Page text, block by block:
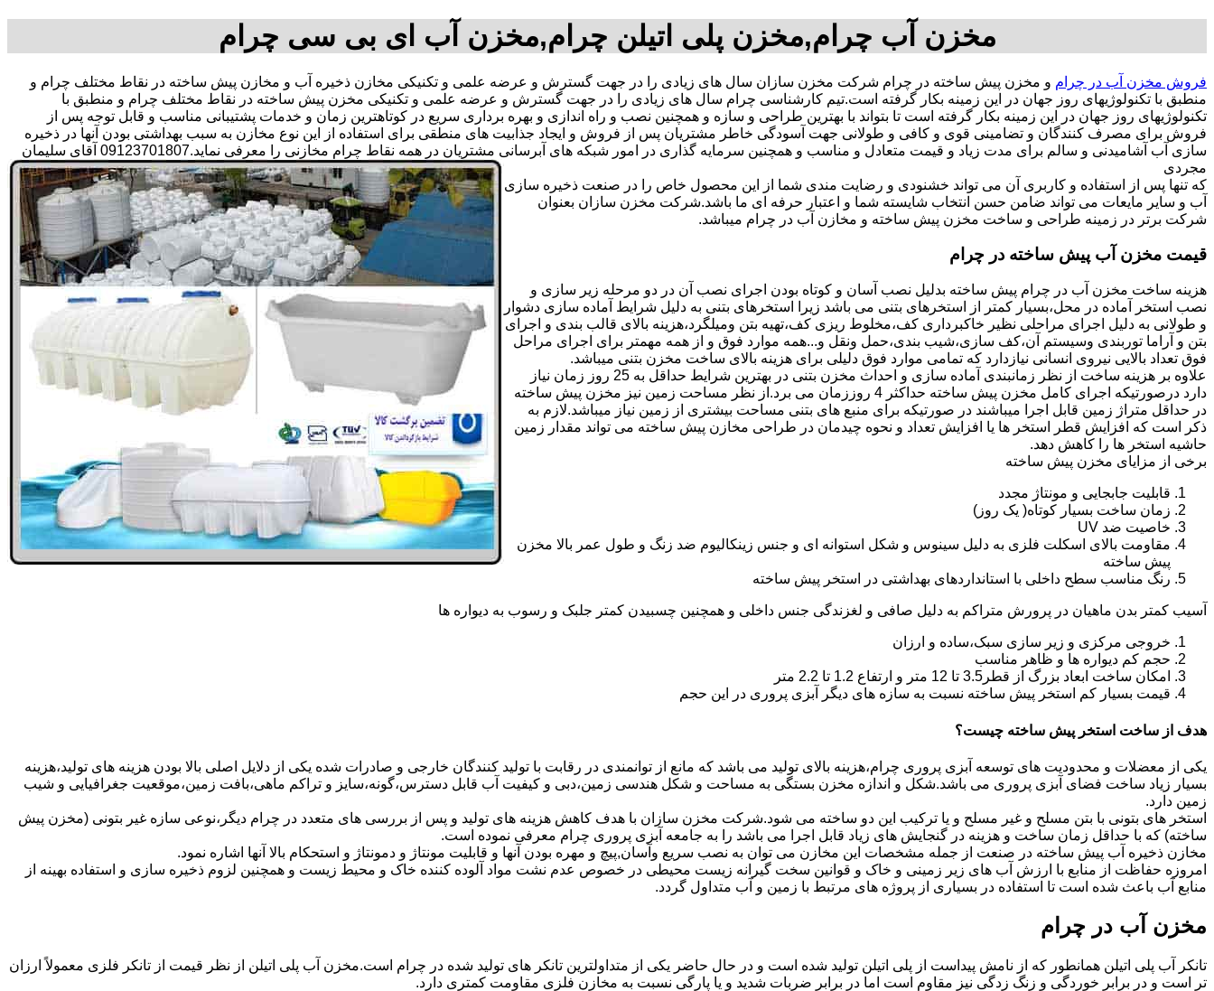
مخزن آب چرام,مخزن پلی اتیلن چرام,مخزن آب ای بی سی چرام
فروش مخزن آب در چرام و مخزن پیش ساخته در چرام شرکت مخزن سازان سال های زیادی را در جهت گسترش و عرضه علمی و تکنیکی مخازن ذخیره آب و مخازن پیش ساخته در نقاط مختلف چرام و
منطبق با تکنولوژیهای روز جهان در این زمینه بکار گرفته است.تیم کارشناسی چرام سال های زیادی را در جهت گسترش و عرضه علمی و تکنیکی مخزن پیش ساخته در نقاط مختلف چرام و منطبق با
تکنولوژیهای روز جهان در این زمینه بکار گرفته است تا بتواند با بهترین طراحی و سازه و همچنین نصب و راه اندازی و بهره برداری سریع در کوتاهترین زمان و خدمات پشتیبانی مناسب و قابل توجه پس از
فروش برای مصرف کنندگان و تضامینی قوی و کافی و طولانی جهت آسودگی خاطر مشتریان پس از فروش و ایجاد جذابیت های منطقی برای استفاده از این نوع مخازن به سبب بهداشتی بودن آنها در ذخیره
سازی آب آشامیدنی و سالم برای مدت زیاد و قیمت متعادل و مناسب و همچنین سرمایه گذاری در امور شبکه های آبرسانی مشتریان در همه نقاط چرام مخازنی را معرفی نماید.09123701807 آقای سلیمان
مجردی
که تنها پس از استفاده و کاربری آن می تواند خشنودی و رضایت مندی شما از این محصول خاص را در صنعت ذخیره سازی
آب و سایر مایعات می تواند ضامن حسن انتخاب شایسته شما و اعتبار حرفه ای ما باشد.شرکت مخزن سازان بعنوان
شرکت برتر در زمینه طراحی و ساخت مخزن پیش ساخته و مخازن آب در چرام میباشد.
قیمت مخزن آب پیش ساخته در چرام
هزینه ساخت مخزن آب در چرام پیش ساخته بدلیل نصب آسان و کوتاه بودن اجرای نصب آن در دو مرحله زیر سازی و
نصب استخر آماده در محل،بسیار کمتر از استخرهای بتنی می باشد زیرا استخرهای بتنی به دلیل شرایط آماده سازی دشوار
و طولانی به دلیل اجرای مراحلی نظیر خاکبرداری کف،مخلوط ریزی کف،تهیه بتن ومیلگرد،هزینه بالای قالب بندی و اجرای
بتن و آراما توربندی وسیستم آن،کف سازی،شیب بندی،حمل ونقل و...همه موارد فوق و از همه مهمتر برای اجرای مراحل
فوق تعداد بالایی نیروی انسانی نیازدارد که تمامی موارد فوق دلیلی برای هزینه بالای ساخت مخزن بتنی میباشد.
علاوه بر هزینه ساخت از نظر زمانبندی آماده سازی و احداث مخزن بتنی در بهترین شرایط حداقل به 25 روز زمان نیاز
دارد درصورتیکه اجرای کامل مخزن پیش ساخته حداکثر 4 روززمان می برد.از نظر مساحت زمین نیز مخزن پیش ساخته
در حداقل متراژ زمین قابل اجرا میباشند در صورتیکه برای منبع های بتنی مساحت بیشتری از زمین نیاز میباشد.لازم به
ذکر است که افزایش قطر استخر ها یا افزایش تعداد و نحوه چیدمان در طراحی مخازن پیش ساخته می تواند مقدار زمین
حاشیه استخر ها را کاهش دهد.
برخی از مزایای مخزن پیش ساخته
قابلیت جابجایی و مونتاژ مجدد
زمان ساخت بسیار کوتاه( یک روز)
خاصیت ضد UV
مقاومت بالای اسکلت فلزی به دلیل سینوس و شکل استوانه ای و جنس زینکالیوم ضد زنگ و طول عمر بالا مخزن
پیش ساخته
رنگ مناسب سطح داخلی با استانداردهای بهداشتی در استخر پیش ساخته
آسیب کمتر بدن ماهیان در پرورش متراکم به دلیل صافی و لغزندگی جنس داخلی و همچنین چسبیدن کمتر جلبک و رسوب به دیواره ها
خروجی مرکزی و زیر سازی سبک،ساده و ارزان
حجم کم دیواره ها و ظاهر مناسب
امکان ساخت ابعاد بزرگ از قطر3.5 تا 12 متر و ارتفاع 1.2 تا 2.2 متر
قیمت بسیار کم استخر پیش ساخته نسبت به سازه های دیگر آبزی پروری در این حجم
هدف از ساخت استخر پیش ساخته چیست؟
یکی از معضلات و محدودیت های توسعه آبزی پروری چرام،هزینه بالای تولید می باشد که مانع از توانمندی در رقابت با تولید کنندگان خارجی و صادرات شده یکی از دلایل اصلی بالا بودن هزینه های تولید،هزینه
بسیار زیاد ساخت فضای آبزی پروری می باشد.شکل و اندازه مخزن بستگی به مساحت و شکل هندسی زمین،دبی و کیفیت آب قابل دسترس،گونه،سایز و تراکم ماهی،بافت زمین،موقعیت جغرافیایی و شیب
زمین دارد.
استخر های بتونی با بتن مسلح و غیر مسلح و یا ترکیب این دو ساخته می شود.شرکت مخزن سازان با هدف کاهش هزینه های تولید و پس از بررسی های متعدد در چرام دیگر،نوعی سازه غیر بتونی (مخزن پیش
ساخته) که با حداقل زمان ساخت و هزینه در گنجایش های زیاد قابل اجرا می باشد را به جامعه آبزی پروری چرام معرفی نموده است.
مخازن ذخیره آب پیش ساخته در صنعت از جمله مشخصات این مخازن می توان به نصب سریع وآسان,پیچ و مهره بودن آنها و قابلیت مونتاژ و دمونتاژ و استحکام بالا آنها اشاره نمود.
امروزه حفاظت از منابع با ارزش آب های زیر زمینی و خاک و قوانین سخت گیرانه زیست محیطی در خصوص عدم نشت مواد آلوده کننده خاک و محیط زیست و همچنین لزوم ذخیره سازی و استفاده بهینه از
منابع آب باعث شده است تا استفاده در بسیاری از پروژه های مرتبط با زمین و آب متداول گردد.
مخزن آب در چرام
تانکر آب پلی اتیلن همانطور که از نامش پیداست از پلی اتیلن تولید شده است و در حال حاضر یکی از متداولترین تانکر های تولید شده در چرام است.مخزن آب پلی اتیلن از نظر قیمت از تانکر فلزی معمولاً ارزان
تر است و در برابر خوردگی و زنگ زدگی نیز مقاوم است اما در برابر ضربات شدید و یا پارگی نسبت به مخازن فلزی مقاومت کمتری دارد.